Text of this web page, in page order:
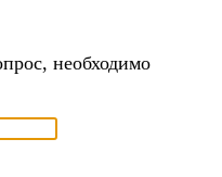
необходимо